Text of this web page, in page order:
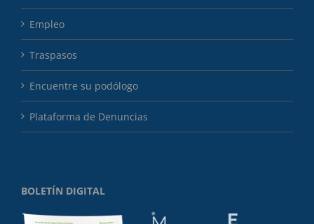
Empleo
Traspasos
Encuentre su podólogo
Plataforma de Denuncias
BOLETÍN DIGITAL